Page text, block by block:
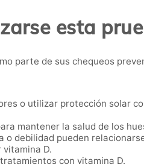
esta
parte de sus chequeos
o utilizar protección solar
mantener la salud de los
o debilidad pueden
vitamina D.
con vitamina D.